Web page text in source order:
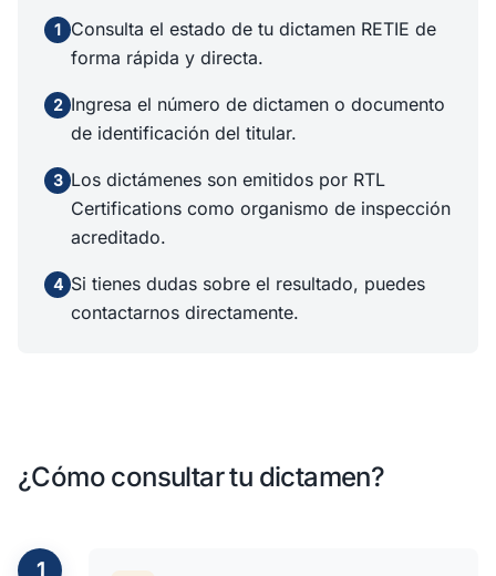
1 Consulta el estado de tu dictamen RETIE de
forma rápida y directa.
2 Ingresa el número de dictamen o documento
de identificación del titular.
3 Los dictámenes son emitidos por RTL
Certifications como organismo de inspección
acreditado.
4 Si tienes dudas sobre el resultado, puedes
contactarnos directamente.
¿Cómo consultar tu dictamen?
1